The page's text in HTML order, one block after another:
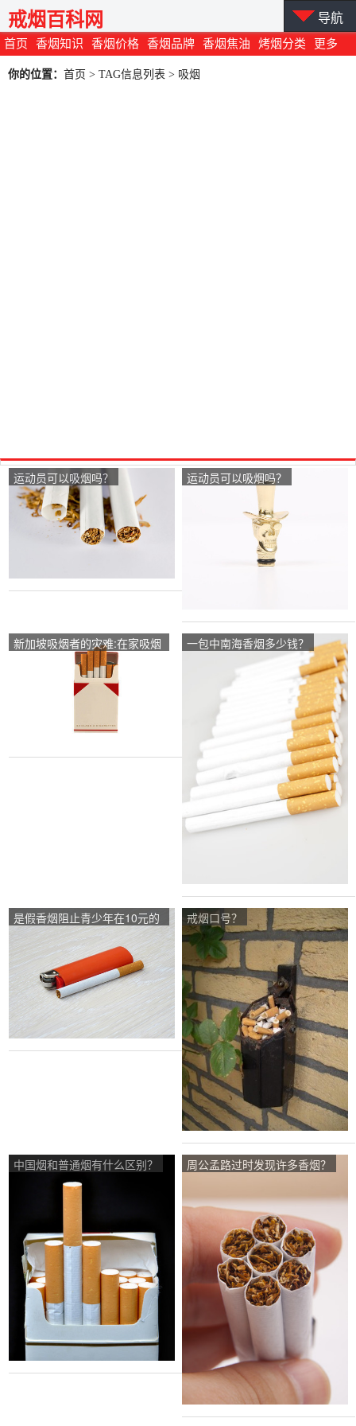
首页 香烟知识 香烟价格 香烟品牌 香烟焦油 烤烟分类 更多
戒烟百科网 导航
你的位置： 首页 > TAG信息列表 > 吸烟
运动员可以吸烟吗？ 运动员可以吸烟吗？
新加坡吸烟者的灾难:在家吸烟
一包中南海香烟多少钱？
是假香烟阻止青少年在10元的
红旗运河烟盒上吸烟吗？
戒烟口号？
中国烟和普通烟有什么区别？ 周公孟路过时发现许多香烟？